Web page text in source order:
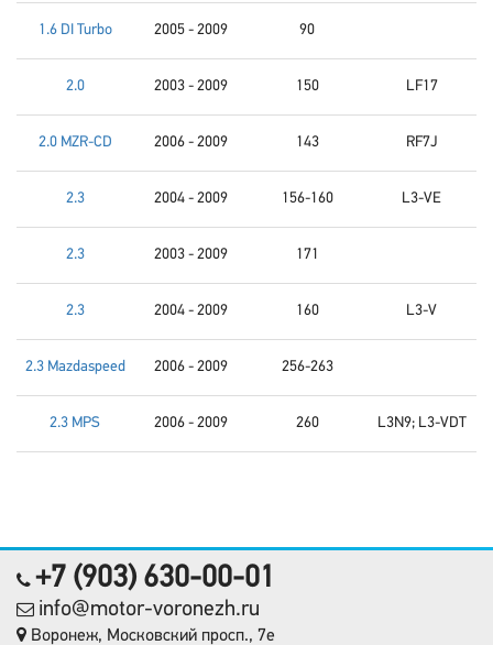
1.6 DI Turbo 2005 - 2009 90
2.0 2003 - 2009 150 LF17
2.0 MZR-CD 2006 - 2009 143 RF7J
2.3 2004 - 2009 156-160 L3-VE
2.3 2003 - 2009 171
2.3 2004 - 2009 160 L3-V
2.3 Mazdaspeed 2006 - 2009 256-263
2.3 MPS 2006 - 2009 260 L3N9; L3-VDT
+7 (903) 630-00-01
info@motor-voronezh.ru
Воронеж, Московский просп., 7е